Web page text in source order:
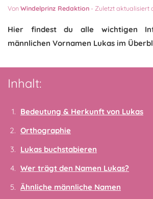
VonWindelprinz Redaktion - Zuletzt aktualisiert
Hier findest du alle wichtigen
männlichen Vornamen Lukas im
Inhalt:
Bedeutung & Herkunft von Lukas
Orthographie
Lukas buchstabieren
Wer trägt den Namen Lukas?
Ähnliche männliche Namen